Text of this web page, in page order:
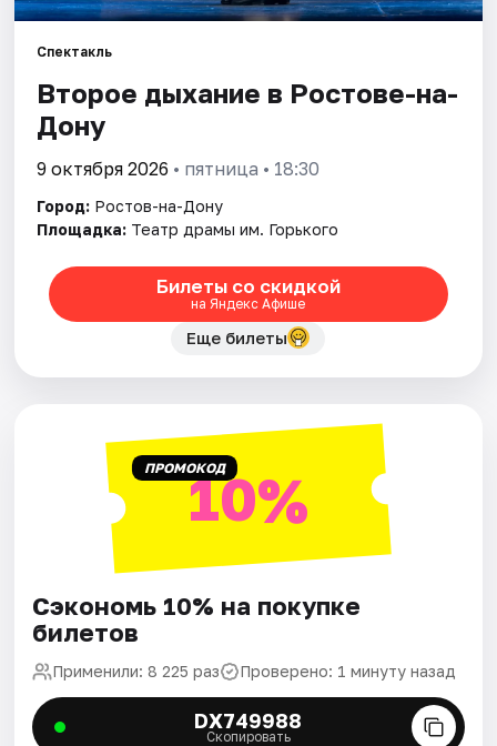
Площадки
Артисты
Спектакль
Второе дыхание в Ростове-на-
Дону
9 октября 2026 • пятница • 18:30
Город: Ростов-на-Дону
Площадка: Театр драмы им. Горького
Билеты со скидкой
на Яндекс Афише
Еще билеты
ПРОМОКОД10%
Сэкономь 10% на покупке
билетов
Применили: 8 225 раз Проверено: 1 минуту назад
DX749988
Скопировать